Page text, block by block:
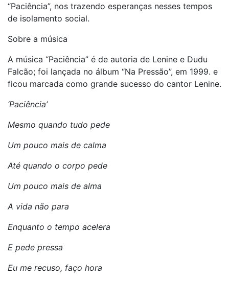
“Paciência”, nos trazendo esperanças nesses tempos
de isolamento social.
Sobre a música
A música “Paciência” é de autoria de Lenine e Dudu
Falcão; foi lançada no álbum “Na Pressão”, em 1999. e
ficou marcada como grande sucesso do cantor Lenine.
‘Paciência’
Mesmo quando tudo pede
Um pouco mais de calma
Até quando o corpo pede
Um pouco mais de alma
A vida não para
Enquanto o tempo acelera
E pede pressa
Eu me recuso, faço hora